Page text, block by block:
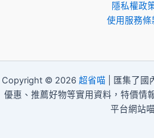
隱私權政
使用服務條
Copyright © 2026 超省喵 | 匯集了國
優惠、推薦好物等實用資料，特價情
平台網站